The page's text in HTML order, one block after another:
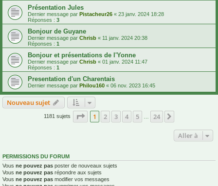
Présentation Jules
Dernier message par Pistacheur26 « 23 janv. 2024 18:28
Réponses : 3
Bonjour de Guyane
Dernier message par Chrisb « 11 janv. 2024 20:38
Réponses : 1
Bonjour et présentations de l'Yonne
Dernier message par Chrisb « 01 janv. 2024 11:47
Réponses : 1
Presentation d'un Charentais
Dernier message par Philou160 « 06 nov. 2023 16:45
Nouveau sujet
1181 sujets Page 1sur24
1 2 3 4 5 24
Aller à
PERMISSIONS DU FORUM
Vous ne pouvez pas poster de nouveaux sujets
Vous ne pouvez pas répondre aux sujets
Vous ne pouvez pas modifier vos messages